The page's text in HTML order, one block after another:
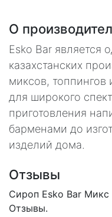
О
Esko Bar является
казахстанских
миксов,
для широкого
приготовления
барменами до
изделий дома.
Отзывы
Сироп Esko Bar
Отзывы.